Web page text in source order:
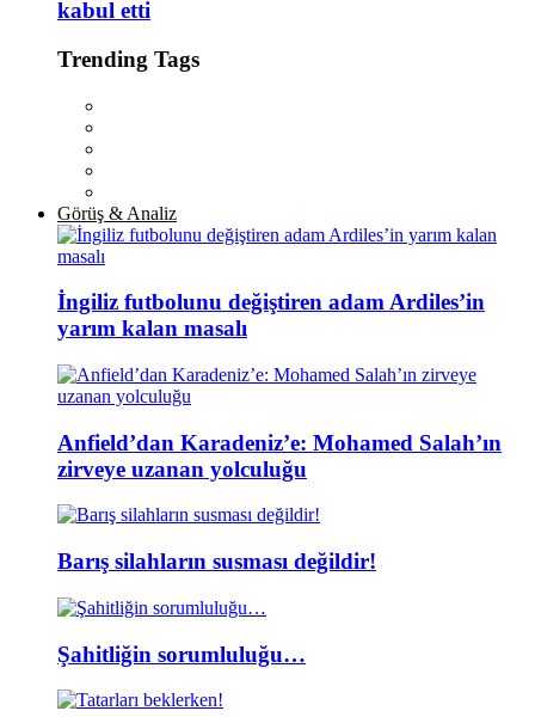
kabul etti
Trending Tags
Görüş & Analiz
İngiliz futbolunu değiştiren adam Ardiles’in
yarım kalan masalı
Anfield’dan Karadeniz’e: Mohamed Salah’ın
zirveye uzanan yolculuğu
Barış silahların susması değildir!
Şahitliğin sorumluluğu…